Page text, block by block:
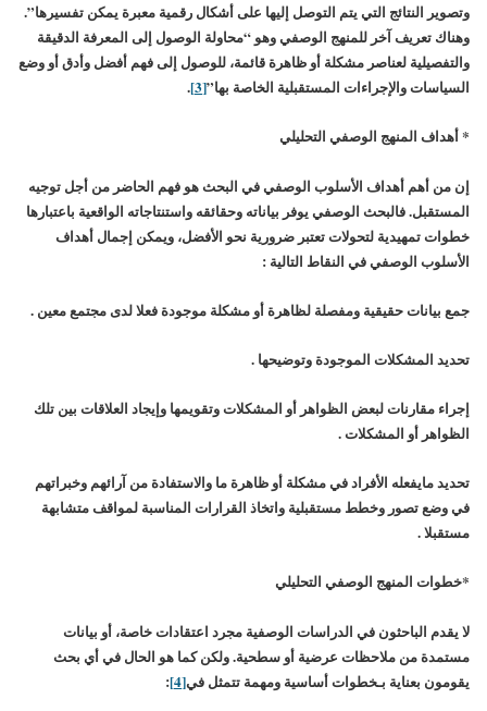
وتصوير النتائج التي يتم التوصل إليها على أشكال رقمية معبرة يمكن تفسيرها”.
وهناك تعريف آخر للمنهج الوصفي وهو “محاولة الوصول إلى المعرفة الدقيقة
والتفصيلية لعناصر مشكلة أو ظاهرة قائمة، للوصول إلى فهم أفضل وأدق أو وضع
السياسات والإجراءات المستقبلية الخاصة بها”[3]
.
* أهداف المنهج الوصفي التحليلي
إن من أهم أهداف الأسلوب الوصفي في البحث هو فهم الحاضر من أجل توجيه
المستقبل. فالبحث الوصفي يوفر بياناته وحقائقه واستنتاجاته الواقعية باعتبارها
خطوات تمهيدية لتحولات تعتبر ضرورية نحو الأفضل، ويمكن إجمال أهداف
الأسلوب الوصفي في النقاط التالية :
جمع بيانات حقيقية ومفصلة لظاهرة أو مشكلة موجودة فعلا لدى مجتمع معين .
تحديد المشكلات الموجودة وتوضيحها .
إجراء مقارنات لبعض الظواهر أو المشكلات وتقويمها وإيجاد العلاقات بين تلك
الظواهر أو المشكلات .
تحديد مايفعله الأفراد في مشكلة أو ظاهرة ما والاستفادة من آرائهم وخبراتهم
في وضع تصور وخطط مستقبلية واتخاذ القرارات المناسبة لمواقف متشابهة
مستقبلا .
*خطوات المنهج الوصفي التحليلي
لا يقدم الباحثون في الدراسات الوصفية مجرد اعتقادات خاصة، أو بيانات
مستمدة من ملاحظات عرضية أو سطحية. ولكن كما هو الحال في أي بحث
يقومون بعناية بـخطوات أساسية ومهمة تتمثل في[4]
: